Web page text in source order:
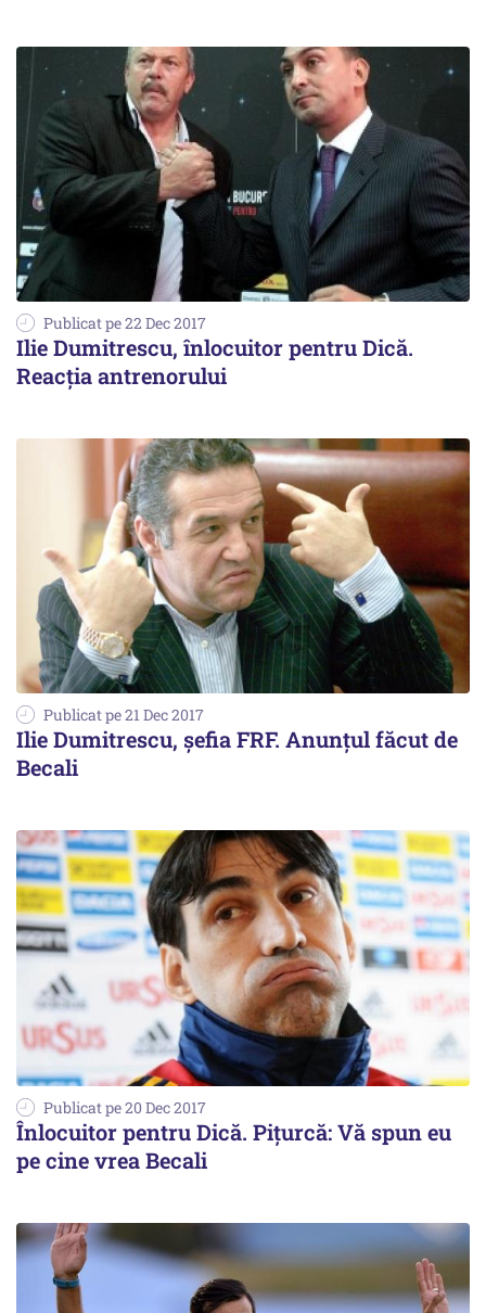
Publicat pe 22 Dec 2017
Ilie Dumitrescu, înlocuitor pentru Dică.
Reacția antrenorului
Publicat pe 21 Dec 2017
Ilie Dumitrescu, șefia FRF. Anunțul făcut de
Becali
Publicat pe 20 Dec 2017
Înlocuitor pentru Dică. Pițurcă: Vă spun eu
pe cine vrea Becali